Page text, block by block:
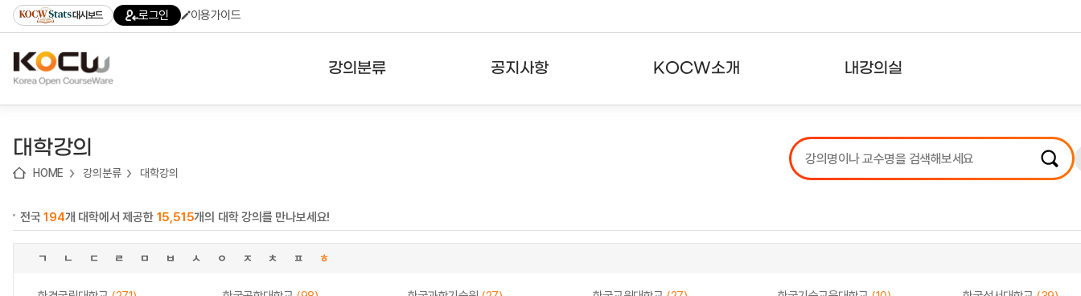
기
기
기
content)
가
대시보드 로그인 이용가이드
강의분류 공지사항 KOCW소개 내강의실
강의리스트
수강확인증강의
대학강의
HOME 강의분류 대학강의
전국194개 대학에서 제공한 15,515개의 대학 강의를 만나보세요!
ㄱ ㄴ ㄷ ㄹ ㅁ ㅂ ㅅ ㅇ ㅈ ㅊ ㅍ ㅎ